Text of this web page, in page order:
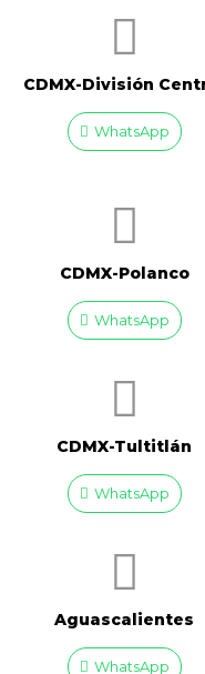
CDMX-División
WhatsApp
CDMX-Polanco
WhatsApp
CDMX-Tultitlán
WhatsApp
Aguascalientes
WhatsApp